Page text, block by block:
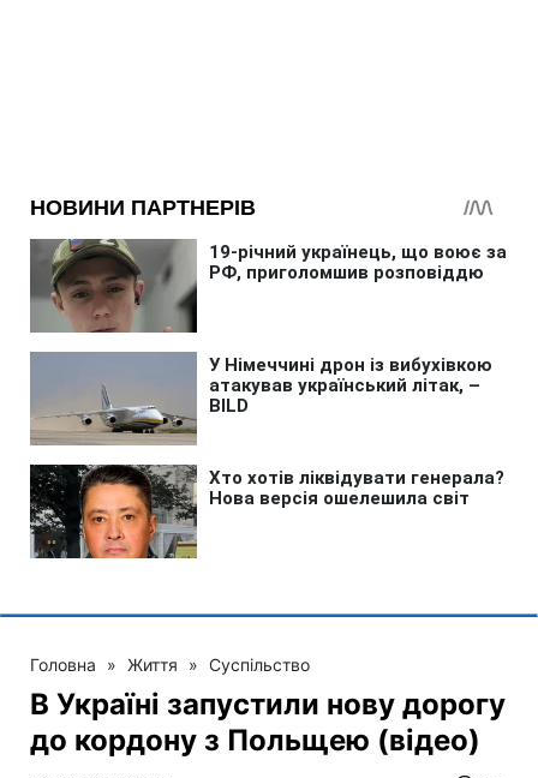
Головна » Життя » Суспільство
В Україні запустили нову дорогу
до кордону з Польщею (відео)